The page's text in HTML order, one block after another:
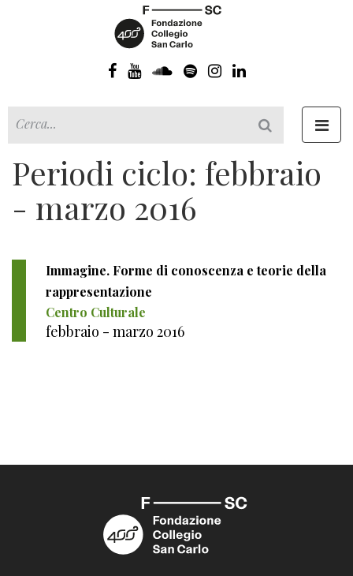
Periodi ciclo: febbraio
- marzo 2016
Immagine. Forme di conoscenza e teorie della
rappresentazione
Centro Culturale
febbraio - marzo 2016